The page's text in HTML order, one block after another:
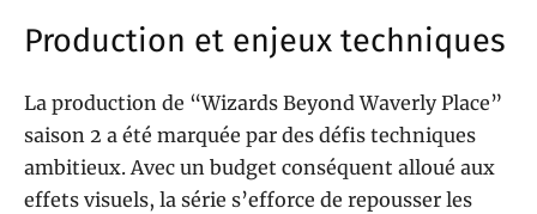
Production et enjeux techniques
La production de “Wizards Beyond Waverly Place”
saison 2 a été marquée par des défis techniques
ambitieux. Avec un budget conséquent alloué aux
effets visuels, la série s’efforce de repousser les